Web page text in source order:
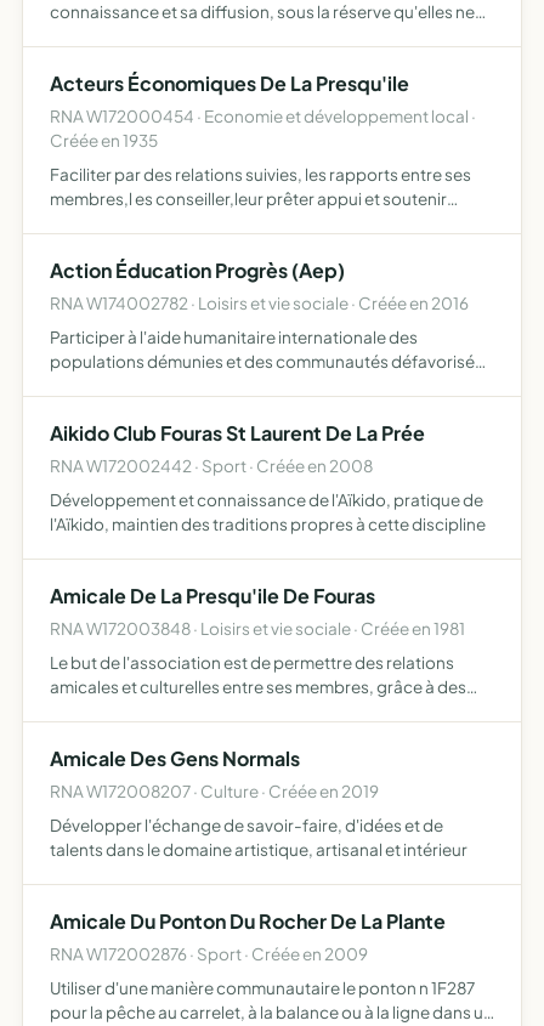
connaissance et sa diffusion, sous la réserve qu'elles ne
Acteurs Économiques De La Presqu'ile
RNA W172000454 · Economie et développement local ·
Créée en 1935
Faciliter par des relations suivies, les rapports entre ses
membres,l es conseiller,leur prêter appui et soutenir
Action Éducation Progrès (Aep)
RNA W174002782 · Loisirs et vie sociale · Créée en 2016
Participer à l'aide humanitaire internationale des
populations démunies et des communautés défavorisées
Aikido Club Fouras St Laurent De La Prée
RNA W172002442 · Sport · Créée en 2008
Développement et connaissance de l'Aïkido, pratique de
l'Aïkido, maintien des traditions propres à cette discipline
Amicale De La Presqu'ile De Fouras
RNA W172003848 · Loisirs et vie sociale · Créée en 1981
Le but de l'association est de permettre des relations
amicales et culturelles entre ses membres, grâce à des
Amicale Des Gens Normals
RNA W172008207 · Culture · Créée en 2019
Développer l'échange de savoir-faire, d'idées et de
talents dans le domaine artistique, artisanal et intérieur
Amicale Du Ponton Du Rocher De La Plante
RNA W172002876 · Sport · Créée en 2009
Utiliser d'une manière communautaire le ponton n 1F287
pour la pêche au carrelet, à la balance ou à la ligne dans un